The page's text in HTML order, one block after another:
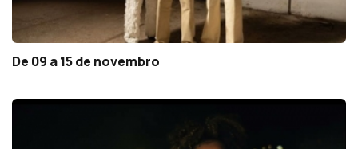
De 09 a 15 de novembro